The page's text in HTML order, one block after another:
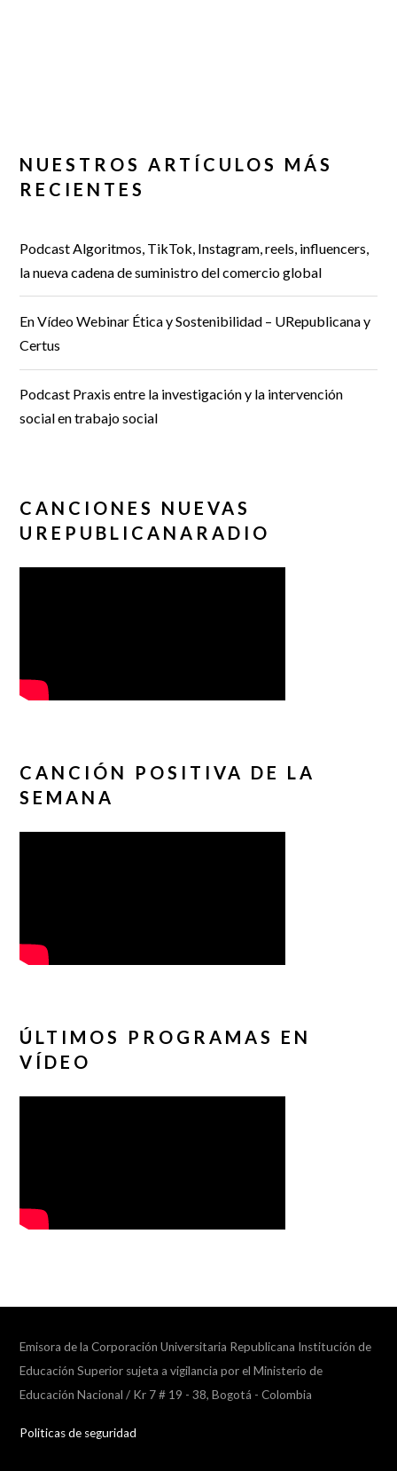
NUESTROS ARTÍCULOS MÁS
RECIENTES
Podcast Algoritmos, TikTok, Instagram, reels, influencers,
la nueva cadena de suministro del comercio global
En Vídeo Webinar Ética y Sostenibilidad – URepublicana y
Certus
Podcast Praxis entre la investigación y la intervención
social en trabajo social
CANCIONES NUEVAS
UREPUBLICANARADIO
CANCIÓN POSITIVA DE LA
SEMANA
ÚLTIMOS PROGRAMAS EN
VÍDEO
Emisora de la Corporación Universitaria Republicana Institución de
Educación Superior sujeta a vigilancia por el Ministerio de
Educación Nacional / Kr 7 # 19 - 38, Bogotá - Colombia
Politicas de seguridad